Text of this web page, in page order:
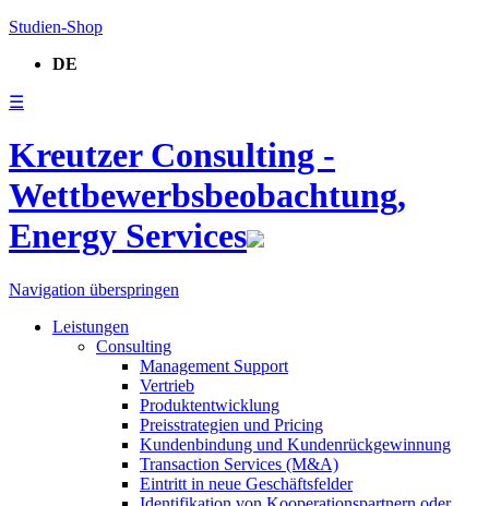
Studien-Shop
DE
☰
Kreutzer Consulting -
Wettbewerbsbeobachtung,
Energy Services
Navigation überspringen
Leistungen
Consulting
Management Support
Vertrieb
Produktentwicklung
Preisstrategien und Pricing
Kundenbindung und Kundenrückgewinnung
Transaction Services (M&A)
Eintritt in neue Geschäftsfelder